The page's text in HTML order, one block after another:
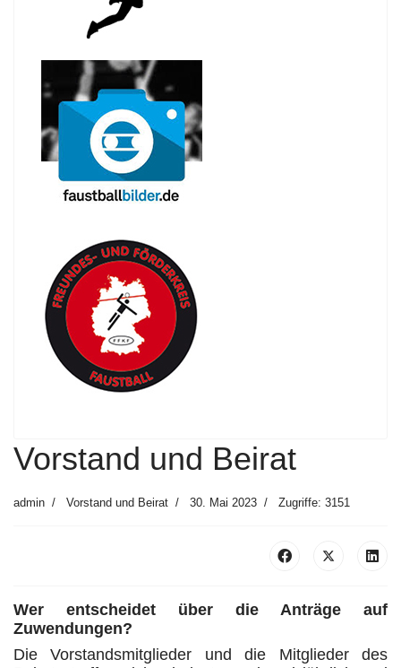
Vorstand und Beirat
admin Vorstand und Beirat 30. Mai 2023 Zugriffe: 3151
Wer entscheidet über die Anträge auf
Zuwendungen?
Die Vorstandsmitglieder und die Mitglieder des